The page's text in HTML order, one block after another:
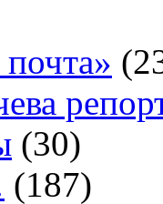
(30)
(187)